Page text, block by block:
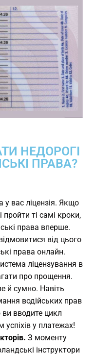
НЕДОРОГІ
ПРАВА?
у вас ліцензія. Якщо
пройти ті самі кроки,
права вперше.
від цього
права онлайн.
ліцензування в
про прощення.
й сумно. Навіть
водійських прав
вводите цикл
у платежах!
З моменту
інструктори